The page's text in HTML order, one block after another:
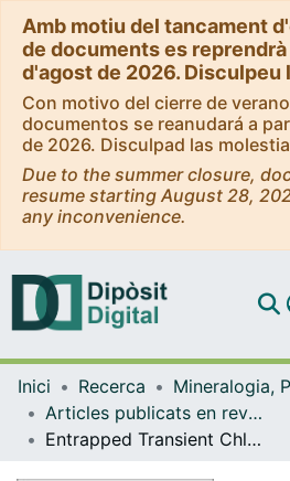
Amb motiu del tancament
de documents es
d'agost de 2026. Disculpeu
Con motivo del cierre de
documentos se reanudará a
de 2026. Disculpad las
Due to the summer closure,
resume starting August 28,
any inconvenience.
Com
Inici Recerca
Articles publicats en revistes (Mineralogia, Petrologia i Geologia Aplicada)
Entrapped Transient Chloroform Solvates of Bilastine